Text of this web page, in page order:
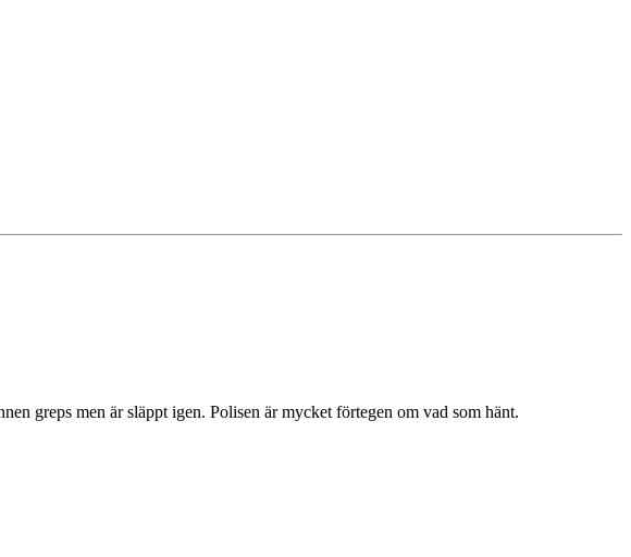
greps men är släppt igen. Polisen är mycket förtegen om vad som hänt.